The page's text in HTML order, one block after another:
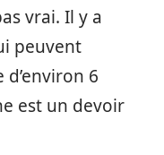
vrai. Il y a
peuvent
6
est un devoir